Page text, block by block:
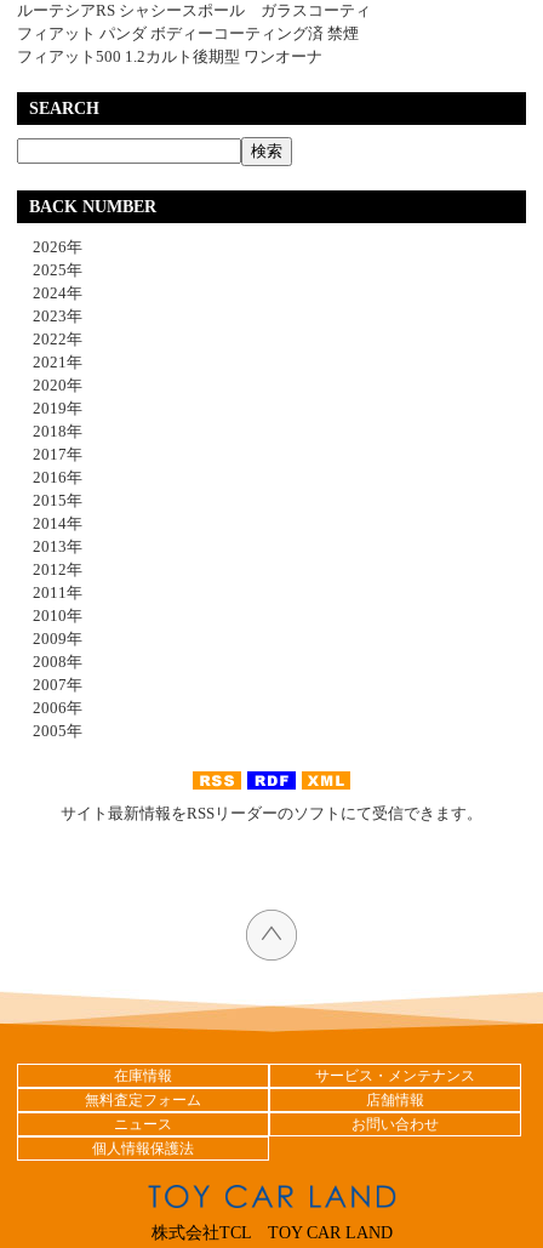
ルーテシアRS シャシースポール ガラスコーティ
フィアット パンダ ボディーコーティング済 禁煙
フィアット500 1.2カルト後期型 ワンオーナ
SEARCH
BACK NUMBER
2026年
2025年
2024年
2023年
2022年
2021年
2020年
2019年
2018年
2017年
2016年
2015年
2014年
2013年
2012年
2011年
2010年
2009年
2008年
2007年
2006年
2005年
サイト最新情報をRSSリーダーのソフトにて受信できます。
在庫情報
サービス・メンテナンス
無料査定フォーム
店舗情報
ニュース
お問い合わせ
個人情報保護法
株式会社TCL TOY CAR LAND